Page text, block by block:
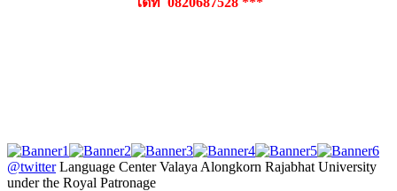
@twitterLanguage Center Valaya Alongkorn Rajabhat University
under the Royal Patronage